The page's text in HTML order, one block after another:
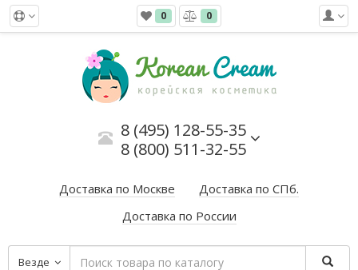
0 0
8 (495) 128-55-35
8 (800) 511-32-55
Доставка по Москве
Доставка по СПб.
Доставка по России
Везде